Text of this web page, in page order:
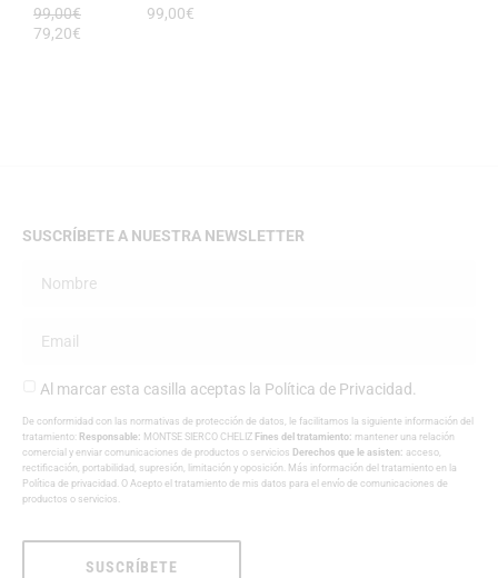
99,00€
79,20€
99,00€
SUSCRÍBETE A NUESTRA NEWSLETTER
Al marcar esta casilla aceptas la Política de Privacidad.
De conformidad con las normativas de protección de datos, le facilitamos la siguiente información del
tratamiento: Responsable: MONTSE SIERCO CHELIZ Fines del tratamiento: mantener una relación
comercial y enviar comunicaciones de productos o servicios Derechos que le asisten: acceso,
rectificación, portabilidad, supresión, limitación y oposición. Más información del tratamiento en la
Política de privacidad . O Acepto el tratamiento de mis datos para el envío de comunicaciones de
productos o servicios.
SUSCRÍBETE